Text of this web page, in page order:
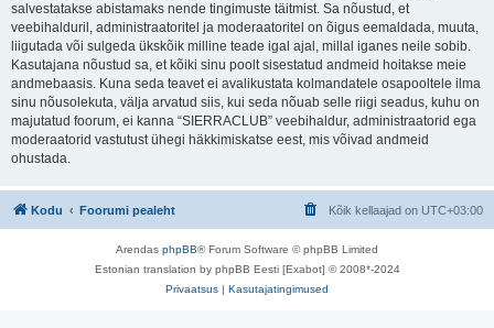
salvestatakse abistamaks nende tingimuste täitmist. Sa nõustud, et
veebihalduril, administraatoritel ja moderaatoritel on õigus eemaldada, muuta,
liigutada või sulgeda ükskõik milline teade igal ajal, millal iganes neile sobib.
Kasutajana nõustud sa, et kõiki sinu poolt sisestatud andmeid hoitakse meie
andmebaasis. Kuna seda teavet ei avalikustata kolmandatele osapooltele ilma
sinu nõusolekuta, välja arvatud siis, kui seda nõuab selle riigi seadus, kuhu on
majutatud foorum, ei kanna “SIERRACLUB” veebihaldur, administraatorid ega
moderaatorid vastutust ühegi häkkimiskatse eest, mis võivad andmeid
ohustada.
Kodu Foorumi pealeht Kõik kellaajad on UTC+03:00
Arendas phpBB® Forum Software © phpBB Limited
Estonian translation by phpBB Eesti [Exabot] © 2008*-2024
Privaatsus | Kasutajatingimused